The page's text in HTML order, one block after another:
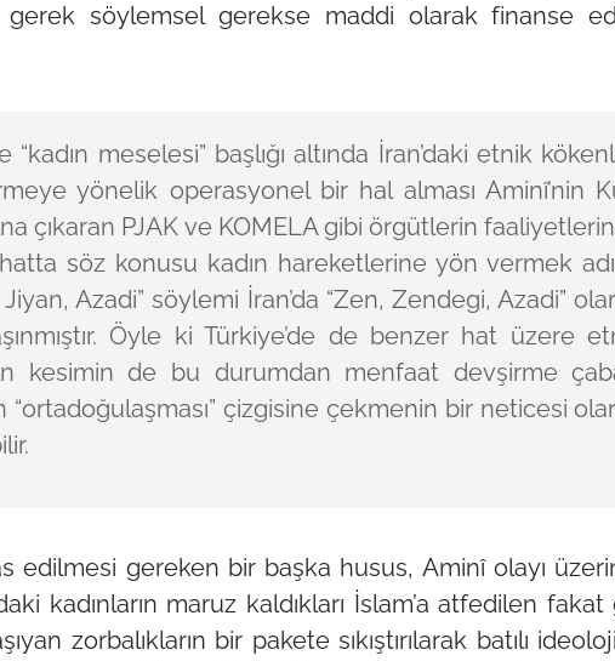
gerek söylemsel gerekse maddi olarak finanse
“kadın meselesi” başlığı altında İran’daki etnik
yönelik operasyonel bir hal alması Aminî’nin
çıkaran PJAK ve KOMELA gibi örgütlerin
söz konusu kadın hareketlerine yön vermek
Jiyan, Azadi” söylemi İran’da “Zen, Zendegi, Azadi”
Öyle ki Türkiye’de de benzer hat üzere
kesimin de bu durumdan menfaat devşirme
“ortadoğulaşması” çizgisine çekmenin bir neticesi
edilmesi gereken bir başka husus, Aminî olayı
kadınların maruz kaldıkları İslam’a atfedilen fakat
zorbalıkların bir pakete sıkıştırılarak batılı